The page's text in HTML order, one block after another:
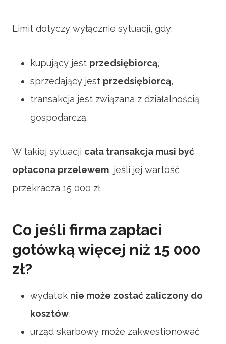
Limit dotyczy wyłącznie sytuacji, gdy:
kupujący jest przedsiębiorcą,
sprzedający jest przedsiębiorcą,
transakcja jest związana z działalnością
gospodarczą.
W takiej sytuacji cała transakcja musi być
opłacona przelewem, jeśli jej wartość
przekracza 15 000 zł.
Co jeśli firma zapłaci
gotówką więcej niż 15 000
zł?
wydatek nie może zostać zaliczony do
kosztów,
urząd skarbowy może zakwestionować